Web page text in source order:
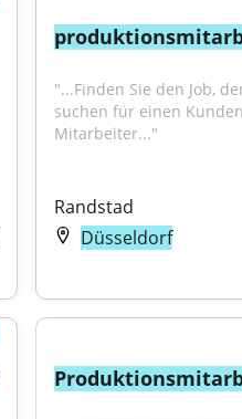
"...Finden Sie den Job,
suchen für einen
Mitarbeiter..."
Randstad
Düsseldorf